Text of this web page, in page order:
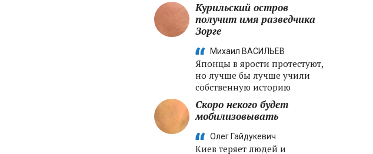
Курильский остров
получит имя разведчика
Зорге
Михаил ВАСИЛЬЕВ
Японцы в ярости протестуют,
но лучше бы лучше учили
собственную историю
Скоро некого будет
мобилизовывать
Олег Гайдукевич
Киев теряет людей и